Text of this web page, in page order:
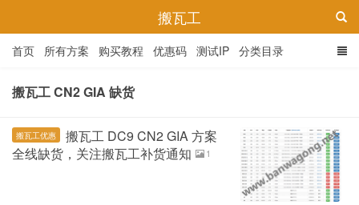
搬瓦工
首页 所有方案 购买教程 优惠码 测试IP 分类目录
搬瓦工 CN2 GIA 缺货
搬瓦工优惠
搬瓦工 DC9 CN2 GIA 方案
全线缺货，关注搬瓦工补货通知
1